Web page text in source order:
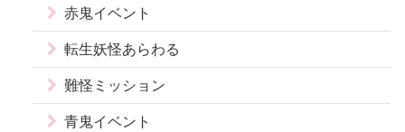
赤鬼イベント
転生妖怪あらわる
難怪ミッション
青鬼イベント